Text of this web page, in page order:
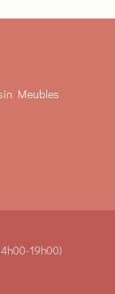
Meubles
19h00)